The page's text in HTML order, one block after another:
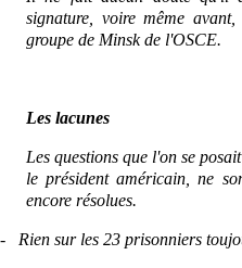
signature, voire même
groupe de Minsk de l'OSCE.
Les lacunes
Les questions que l'on se
le président américain, ne
encore résolues.
- Rien sur les 23 prisonniers